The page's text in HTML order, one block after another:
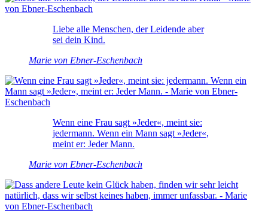
Liebe alle Menschen, der Leidende aber
sei dein Kind.
Marie von Ebner-Eschenbach
Wenn eine Frau sagt »Jeder«, meint sie:
jedermann. Wenn ein Mann sagt »Jeder«,
meint er: Jeder Mann.
Marie von Ebner-Eschenbach